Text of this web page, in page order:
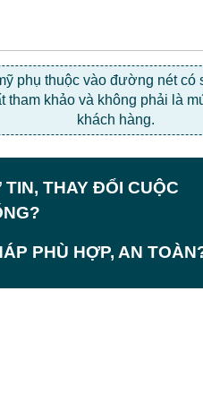
phụ thuộc vào đường nét
tham khảo và không phải là
khách hàng.
THAY ĐỔI CUỘC
PHÙ HỢP, AN